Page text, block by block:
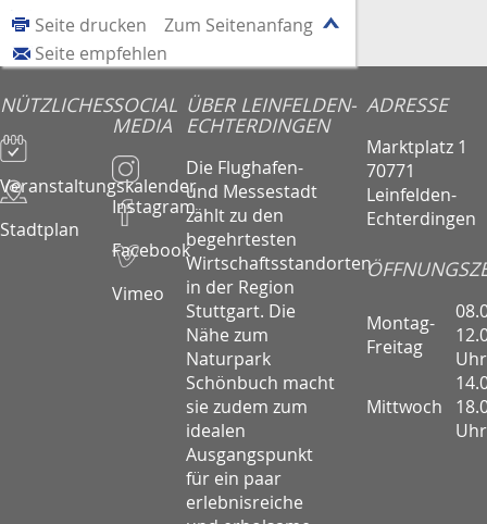
Zum Seitenanfang
Seite drucken
Seite empfehlen
NÜTZLICHES
Veranstaltungskalender
Stadtplan
SOCIAL
MEDIA
Instagram
Facebook
Vimeo
ÜBER LEINFELDEN-
ECHTERDINGEN
Die Flughafen-
und Messestadt
zählt zu den
begehrtesten
Wirtschaftsstandorten
in der Region
Stuttgart. Die
Nähe zum
Naturpark
Schönbuch macht
sie zudem zum
idealen
Ausgangspunkt
für ein paar
erlebnisreiche
ADRESSE
Marktplatz 1
70771
Leinfelden-
Echterdingen
Montag-
Freitag
Uhr
Mittwoch
Uhr